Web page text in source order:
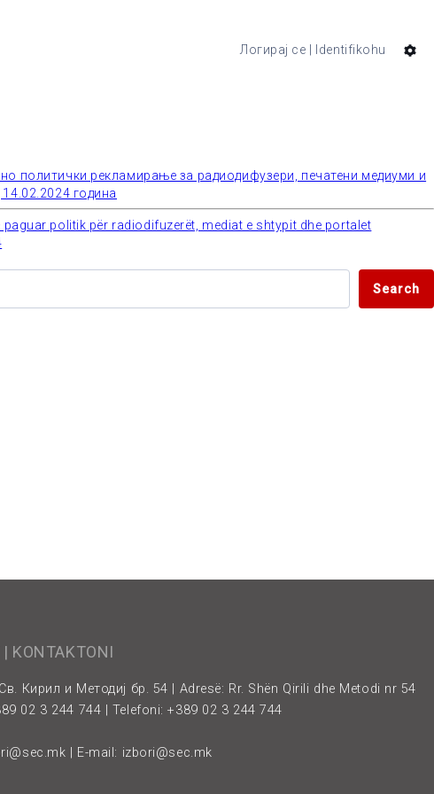
Логирај се | Identifikohu
политички рекламирање за радиодифузери, печатени медиуми и
година
politik për radiodifuzerët, mediat e shtypit dhe portalet
Search
Кирил и Методиј бр. 54 | Adresë: Rr. Shën Qirili dhe Metodi nr 54
02 3 244 744 | Telefoni: +389 02 3 244 744
| E-mail: izbori@sec.mk